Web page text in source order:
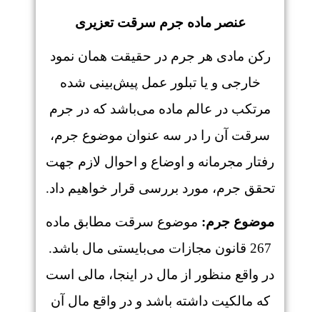
عنصر ماده جرم سرقت تعزیری
رکن مادی هر جرم در حقیقت همان نمود
خارجی و یا تبلور عمل پیش‌بینی شده
مرتکب در عالم ماده می‌باشد که در جرم
سرقت آن را در سه عنوان موضوع جرم،
رفتار مجرمانه و اوضاع و احوال لازم جهت
تحقق جرم، مورد بررسی قرار خواهیم داد.
موضوع جرم: موضوع سرقت مطابق ماده
267 قانون مجازات می‌بایستی مال باشد.
در واقع منظور از مال در اینجا، مالی است
که مالکیت داشته باشد و در واقع مال آن